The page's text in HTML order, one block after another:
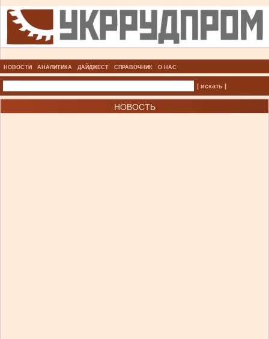
НОВОСТИ АНАЛИТИКА ДАЙДЖЕСТ СПРАВОЧНИК О НАС
| искать |
НОВОСТЬ